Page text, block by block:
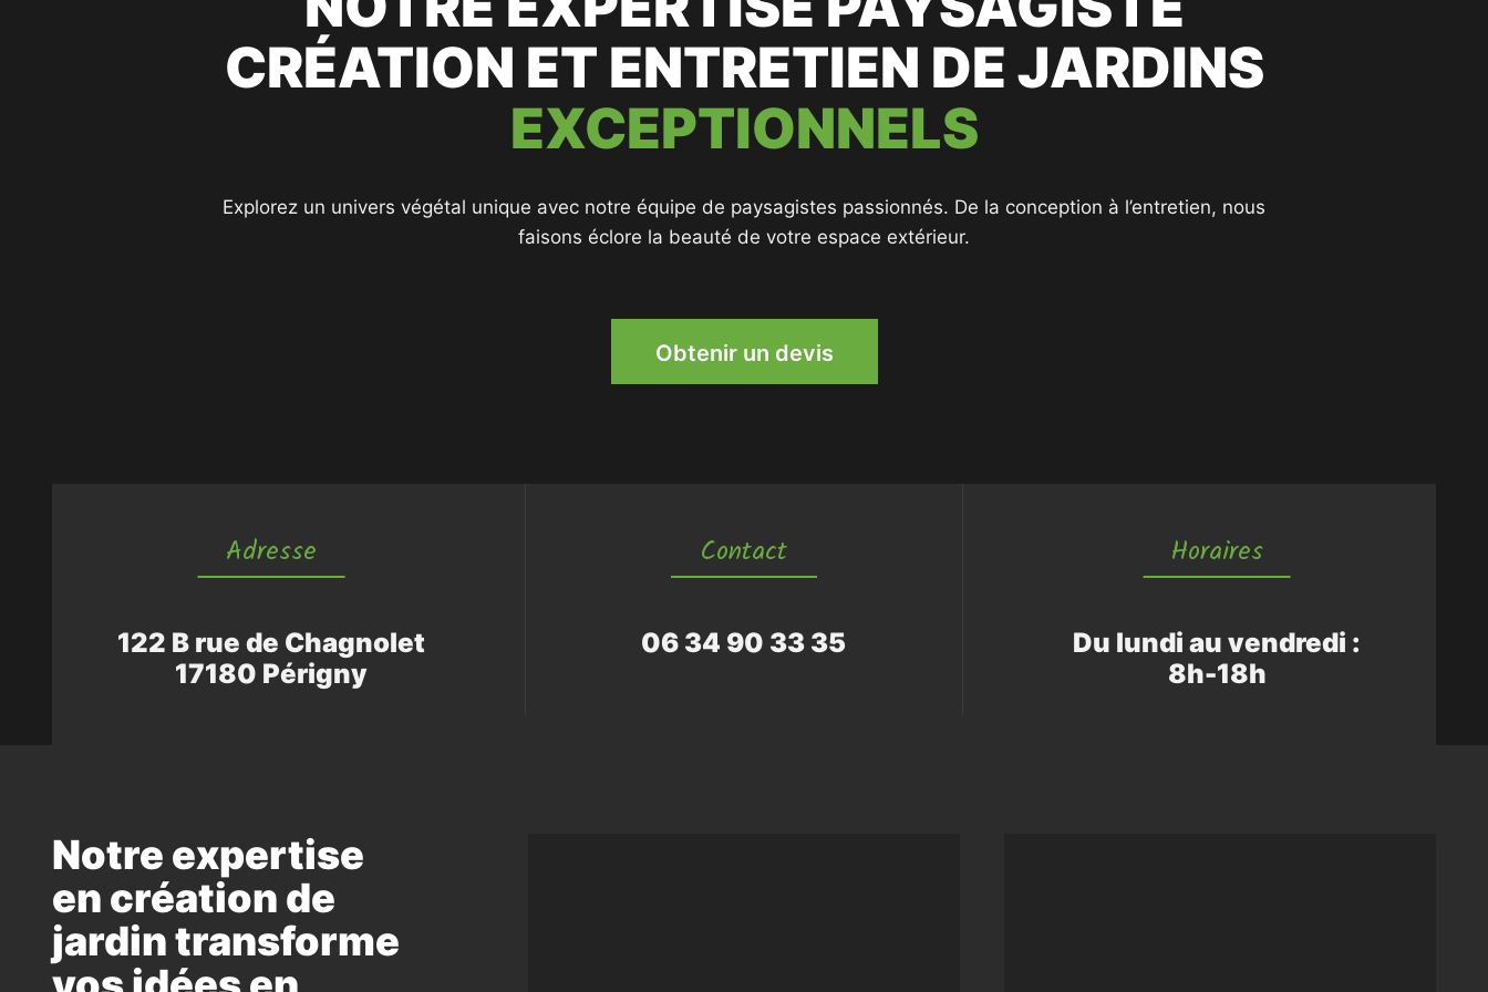
CRÉATION ET ENTRETIEN DE JARDINS
EXCEPTIONNELS
Explorez un univers végétal unique avec notre équipe de paysagistes passionnés. De la conception à l’entretien, nous
faisons éclore la beauté de votre espace extérieur.
Obtenir un devis
Adresse
122 B rue de Chagnolet
17180 Périgny
Contact
06 34 90 33 35
Horaires
Du lundi au vendredi :
8h-18h
Notre expertise
en création de
jardin transforme